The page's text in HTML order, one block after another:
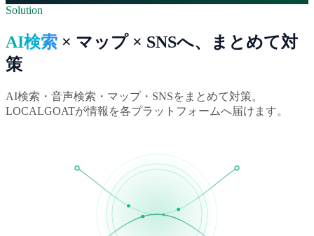
レポートの分析切り口
Solution
AI検索 × マップ × SNSへ、まとめて対
策
AI検索・音声検索・マップ・SNSをまとめて対策。
LOCALGOATが情報を各プラットフォームへ届けます。